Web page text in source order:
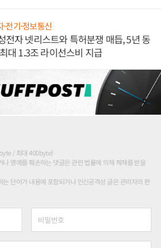
·전기·정보통신
전자 넷리스트와 특허분쟁 매듭, 5년 동
대 1.3조 라이선스비 지급
/ 최대 400byte)
명예를 훼손하는 댓글은 관련 법률에 의해 제재를 받을
단어가 내용에 포함되거나 인신공격성 글은 관리자의 판